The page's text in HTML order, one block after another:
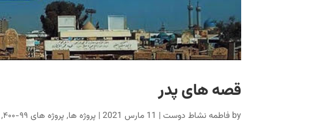
قصه های پدر
by فاطمه نشاط دوست| 11 مارس 2021 | پروژه ها, پروژه های ۹۹-۴۰۰ ,